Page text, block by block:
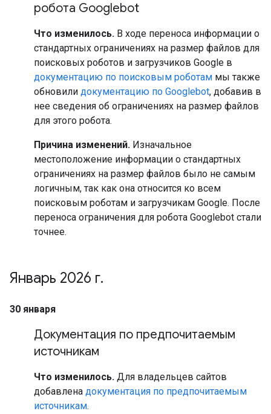
робота Googlebot
Что изменилось. В ходе переноса информации о
стандартных ограничениях на размер файлов для
поисковых роботов и загрузчиков Google в
документацию по поисковым роботам мы также
обновили документацию по Googlebot, добавив в
нее сведения об ограничениях на размер файлов
для этого робота.
Причина изменений. Изначальное
местоположение информации о стандартных
ограничениях на размер файлов было не самым
логичным, так как она относится ко всем
поисковым роботам и загрузчикам Google. После
переноса ограничения для робота Googlebot стали
точнее.
Январь 2026 г.
30 января
Документация по предпочитаемым
источникам
Что изменилось. Для владельцев сайтов
добавлена документация по предпочитаемым
источникам.